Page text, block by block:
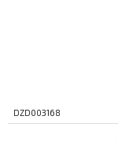
DZD003168